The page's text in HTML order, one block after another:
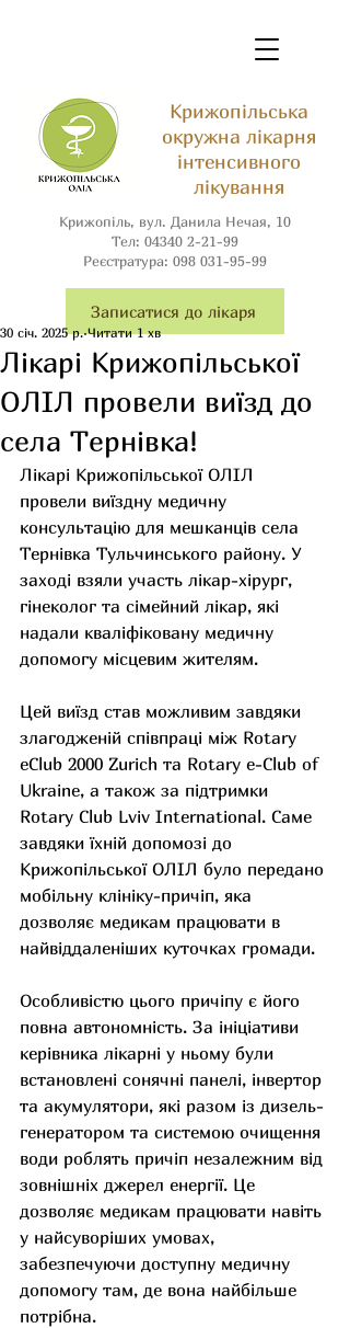
Крижопільська
окружна лікарня
інтенсивного
лікування
Крижопіль, вул. Данила Нечая, 10
Тел: 04340 2-21-99
Реєстратура: 098 031-95-99
Записатися до лікаря
Лікарі Крижопільської
ОЛІЛ провели виїзд до
села Тернівка!
30 січ. 2025 р. Читати 1 хв
Лікарі Крижопільської ОЛІЛ
провели виїздну медичну
консультацію для мешканців села
Тернівка Тульчинського району. У
заході взяли участь лікар-хірург,
гінеколог та сімейний лікар, які
надали кваліфіковану медичну
допомогу місцевим жителям.
Цей виїзд став можливим завдяки
злагодженій співпраці між Rotary
eClub 2000 Zurich та Rotary e-Club of
Ukraine, а також за підтримки
Rotary Club Lviv International. Саме
завдяки їхній допомозі до
Крижопільської ОЛІЛ було передано
мобільну клініку-причіп, яка
дозволяє медикам працювати в
найвіддаленіших куточках громади.
Особливістю цього причіпу є його
повна автономність. За ініціативи
керівника лікарні у ньому були
встановлені сонячні панелі, інвертор
та акумулятори, які разом із дизель-
генератором та системою очищення
води роблять причіп незалежним від
зовнішніх джерел енергії. Це
дозволяє медикам працювати навіть
у найсуворіших умовах,
забезпечуючи доступну медичну
допомогу там, де вона найбільше
потрібна.